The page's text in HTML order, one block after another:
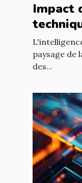
Impact
de
paysage
des...